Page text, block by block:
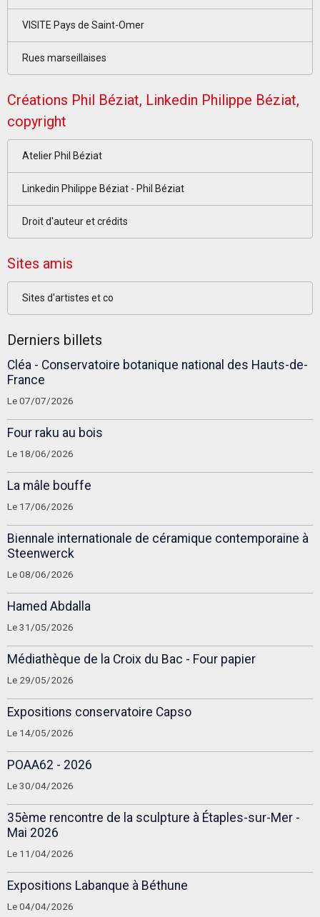
VISITE Pays de Saint-Omer
Rues marseillaises
Créations Phil Béziat, Linkedin Philippe Béziat,
copyright
Atelier Phil Béziat
Linkedin Philippe Béziat - Phil Béziat
Droit d'auteur et crédits
Sites amis
Sites d'artistes et co
Derniers billets
Cléa - Conservatoire botanique national des Hauts-de-
France
Le 07/07/2026
Four raku au bois
Le 18/06/2026
La mâle bouffe
Le 17/06/2026
Biennale internationale de céramique contemporaine à
Steenwerck
Le 08/06/2026
Hamed Abdalla
Le 31/05/2026
Médiathèque de la Croix du Bac - Four papier
Le 29/05/2026
Expositions conservatoire Capso
Le 14/05/2026
POAA62 - 2026
Le 30/04/2026
35ème rencontre de la sculpture à Étaples-sur-Mer -
Mai 2026
Le 11/04/2026
Expositions Labanque à Béthune
Le 04/04/2026